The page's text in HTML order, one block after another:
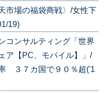
市場の福袋商戦〉/女性下
19)
コンサルティング「世界
ア【PC、モバイル】」/
３７カ国で９０％超('1